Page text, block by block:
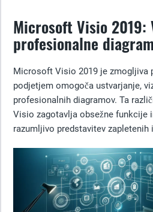
Microsoft Visio 2019:
profesionalne
Microsoft Visio 2019 je zmogljiva
podjetjem omogoča ustvarjanje,
profesionalnih diagramov. Ta
Visio zagotavlja obsežne funkcije
razumljivo predstavitev zapletenih